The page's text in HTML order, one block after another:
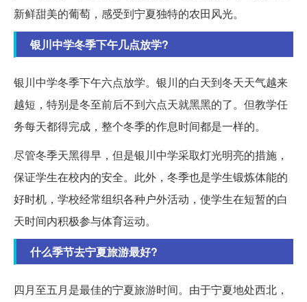
新鲜甜美的葡萄，感受到宁夏独特的农田风光。
银川中学冬季下午几点放学?
银川中学冬季下午六点放学。银川的白天到冬天天气越来
越短，特别是冬至前后不到六点天就黑黑的了。但教学任
务每天都得完成，整个冬季的作息时间都是一样的。
尽管冬季天黑得早，但是银川中学采取灯光明亮的措施，
保证学生在校内的安全。此外，冬季也是学生锻炼体能的
好时机，学校经常组织各种户外活动，使学生在短暂的白
天时间内积极参与体育运动。
什么季节去宁夏旅游最好?
四月至五月是最佳的宁夏旅游时间。由于宁夏地处西北，